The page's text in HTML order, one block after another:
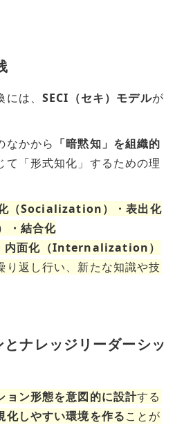
は、 SECI（セキ）モデルが
なかから 「暗黙知」を組織的
て「形式知化」するための理
（Socialization）・表出化
・結合化
内面化（Internalization）
り返し行い、新たな知識や技
とナレッジリーダーシッ
ョン形態を意図的に設計する
化しやすい環境を作ることが